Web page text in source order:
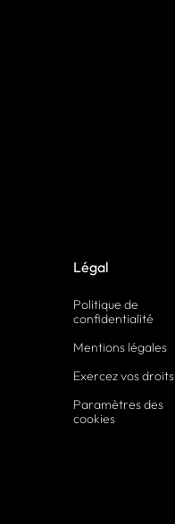
Légal
Politique de
confidentialité
Mentions légales
Exercez vos droits
Paramètres des
cookies